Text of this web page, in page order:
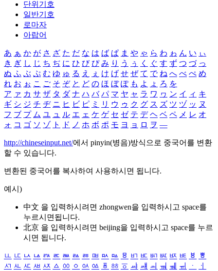
단위기호
일반기호
로마자
아랍어
あ ぁ か が さ ざ た だ な は ば ぱ ま や ゃ ら わ ゎ ん い ぃ
き ぎ し じ ち ぢ に ひ び ぴ み り う ぅ く ぐ す ず つ づ っ
ぬ ふ ぶ ぷ む ゆ ゅ る え ぇ け げ せ ぜ て で ね へ べ ぺ め
れ お ぉ こ ご そ ぞ と ど の ほ ぼ ぽ も よ ょ ろ を
ア ァ カ サ ザ タ ダ ナ ハ バ パ マ ヤ ャ ラ ワ ヮ ン イ ィ キ
ギ シ ジ チ ヂ ニ ヒ ビ ピ ミ リ ウ ゥ ク グ ス ズ ツ ヅ ッ ヌ
フ ブ プ ム ユ ュ ル エ ェ ケ ゲ セ ゼ テ デ ヘ ベ ペ メ レ オ
ォ コ ゴ ソ ゾ ト ド ノ ホ ボ ポ モ ヨ ョ ロ ヲ ―
http://chineseinput.net/에서 pinyin(병음)방식으로 중국어를 변환
할 수 있습니다.
변환된 중국어를 복사하여 사용하시면 됩니다.
예시)
中文 을 입력하시려면 zhongwen을 입력하시고 space를
누르시면됩니다.
北京 을 입력하시려면 beijing을 입력하시고 space를 누르
시면 됩니다.
ㅥ ㅦ ㅧ ㅨ ㅩ ㅪ ㅫ ㅬ ㅭ ㅮ ㅯ ㅰ ㅱ ㅲ ㅳ ㅴ ㅵ ㅶ ㅷ ㅸ
ㅹ
ㅺ ㅻ ㅼ ㅽ ㅾ ㅿ ㆀ ㆁ ㆂ ㆃ ㆄ ㆅ ㆆ ㆇ ㆈ ㆉ ㆊ ㆋ ㆌ ㆍ
ㆎ